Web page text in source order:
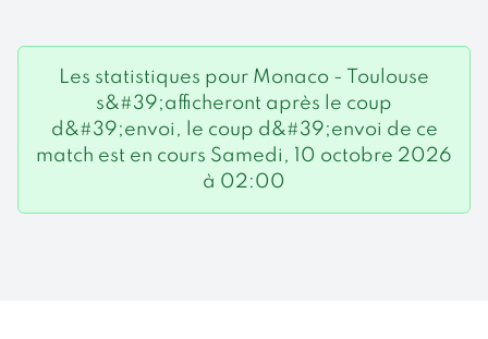
Les statistiques pour Monaco - Toulouse
s&#39;afficheront après le coup
d&#39;envoi, le coup d&#39;envoi de ce
match est en cours Samedi, 10 octobre 2026
à 02:00